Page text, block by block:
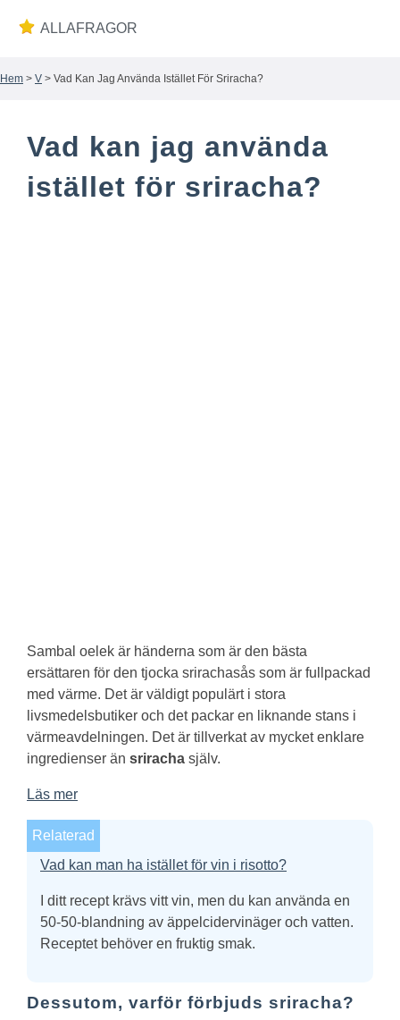
ALLAFRAGOR
Wiki
Hem > V > Vad Kan Jag Använda Istället För Sriracha?
Vad kan jag använda
istället för sriracha?
Sambal oelek är händerna som är den bästa
ersättaren för den tjocka srirachasås som är fullpackad
med värme. Det är väldigt populärt i stora
livsmedelsbutiker och det packar en liknande stans i
värmeavdelningen. Det är tillverkat av mycket enklare
ingredienser än sriracha själv.
Läs mer
Relaterad
Vad kan man ha istället för vin i risotto?
I ditt recept krävs vitt vin, men du kan använda en
50-50-blandning av äppelcidervinäger och vatten.
Receptet behöver en fruktig smak.
Dessutom, varför förbjuds sriracha?